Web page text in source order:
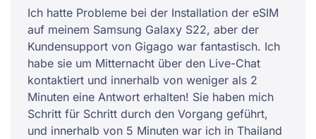
Ich hatte Probleme bei der Installation der eSIM
auf meinem Samsung Galaxy S22, aber der
Kundensupport von Gigago war fantastisch. Ich
habe sie um Mitternacht über den Live-Chat
kontaktiert und innerhalb von weniger als 2
Minuten eine Antwort erhalten! Sie haben mich
Schritt für Schritt durch den Vorgang geführt,
und innerhalb von 5 Minuten war ich in Thailand